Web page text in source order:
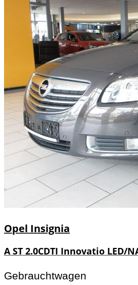
Opel Insignia
A ST 2.0CDTI Innovatio LED/
Gebrauchtwagen